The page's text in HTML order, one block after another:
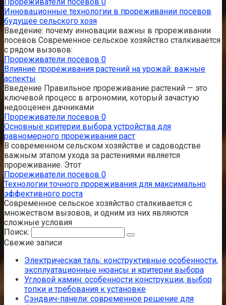
Инновационные технологии в прореживании посевов
будущее сельского хозя
Введение: почему инновации важны в прореживании
посевов Современное сельское хозяйство сталкивается
с рядом вызовов:
Прореживатели посевов 0
Влияние прореживания растений на урожай: важные
аспекты
Введение Правильное прореживание растений — это
ключевой процесс в агрономии, который зачастую
недооценен дачниками
Прореживатели посевов 0
Основные критерии выбора устройства для
равномерного прореживания раст
В современном сельском хозяйстве и садоводстве
важным этапом ухода за растениями является
прореживание. Этот
Прореживатели посевов 0
Технологии точного прореживания для максимально
эффективного роста
Современное сельское хозяйство сталкивается с
множеством вызовов, и одним из них являются
сложные условия
Поиск:
Свежие записи
Электрическая таль: конструктивные особенности,
эксплуатационные нюансы и критерии выбора
Угловой камин: особенности конструкции, выбор
топки и требования к установке
Сэндвич-панели: современное решение для